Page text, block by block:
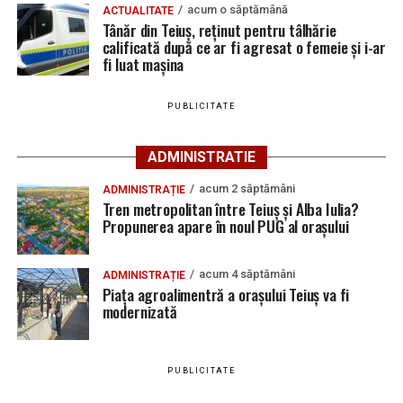
Bărbat de 30 de ani din Galda de Jos, reținut după
ce și-ar fi agresat și violat partenera
Coeficient electoral
Rezultatele votului pentru funcția de primar al orașului
Teiuș:
PARTIDUL SOCIAL
DEMOCRAT
BREAZ AUREL
PARTIDUL NAȚIONAL
LIBERAL
877
UNGUR MIHAI
SANDU
BOGDAN-
GABRIEL
FORȚA DREPTEI 62 2,00 %
ACTUALITATE acum o săptămână
Tânăr din Teiuș, reținut pentru tâlhărie
calificată după ce ar fi agresat o femeie și i-ar
fi luat mașina
PUBLICITATE
ADMINISTRATIE
ADMINISTRAȚIE acum 2 săptămâni
Tren metropolitan între Teiuș și Alba Iulia?
Propunerea apare în noul PUG al orașului
ADMINISTRAȚIE acum 4 săptămâni
Piața agroalimentră a orașului Teiuș va fi
modernizată
PUBLICITATE